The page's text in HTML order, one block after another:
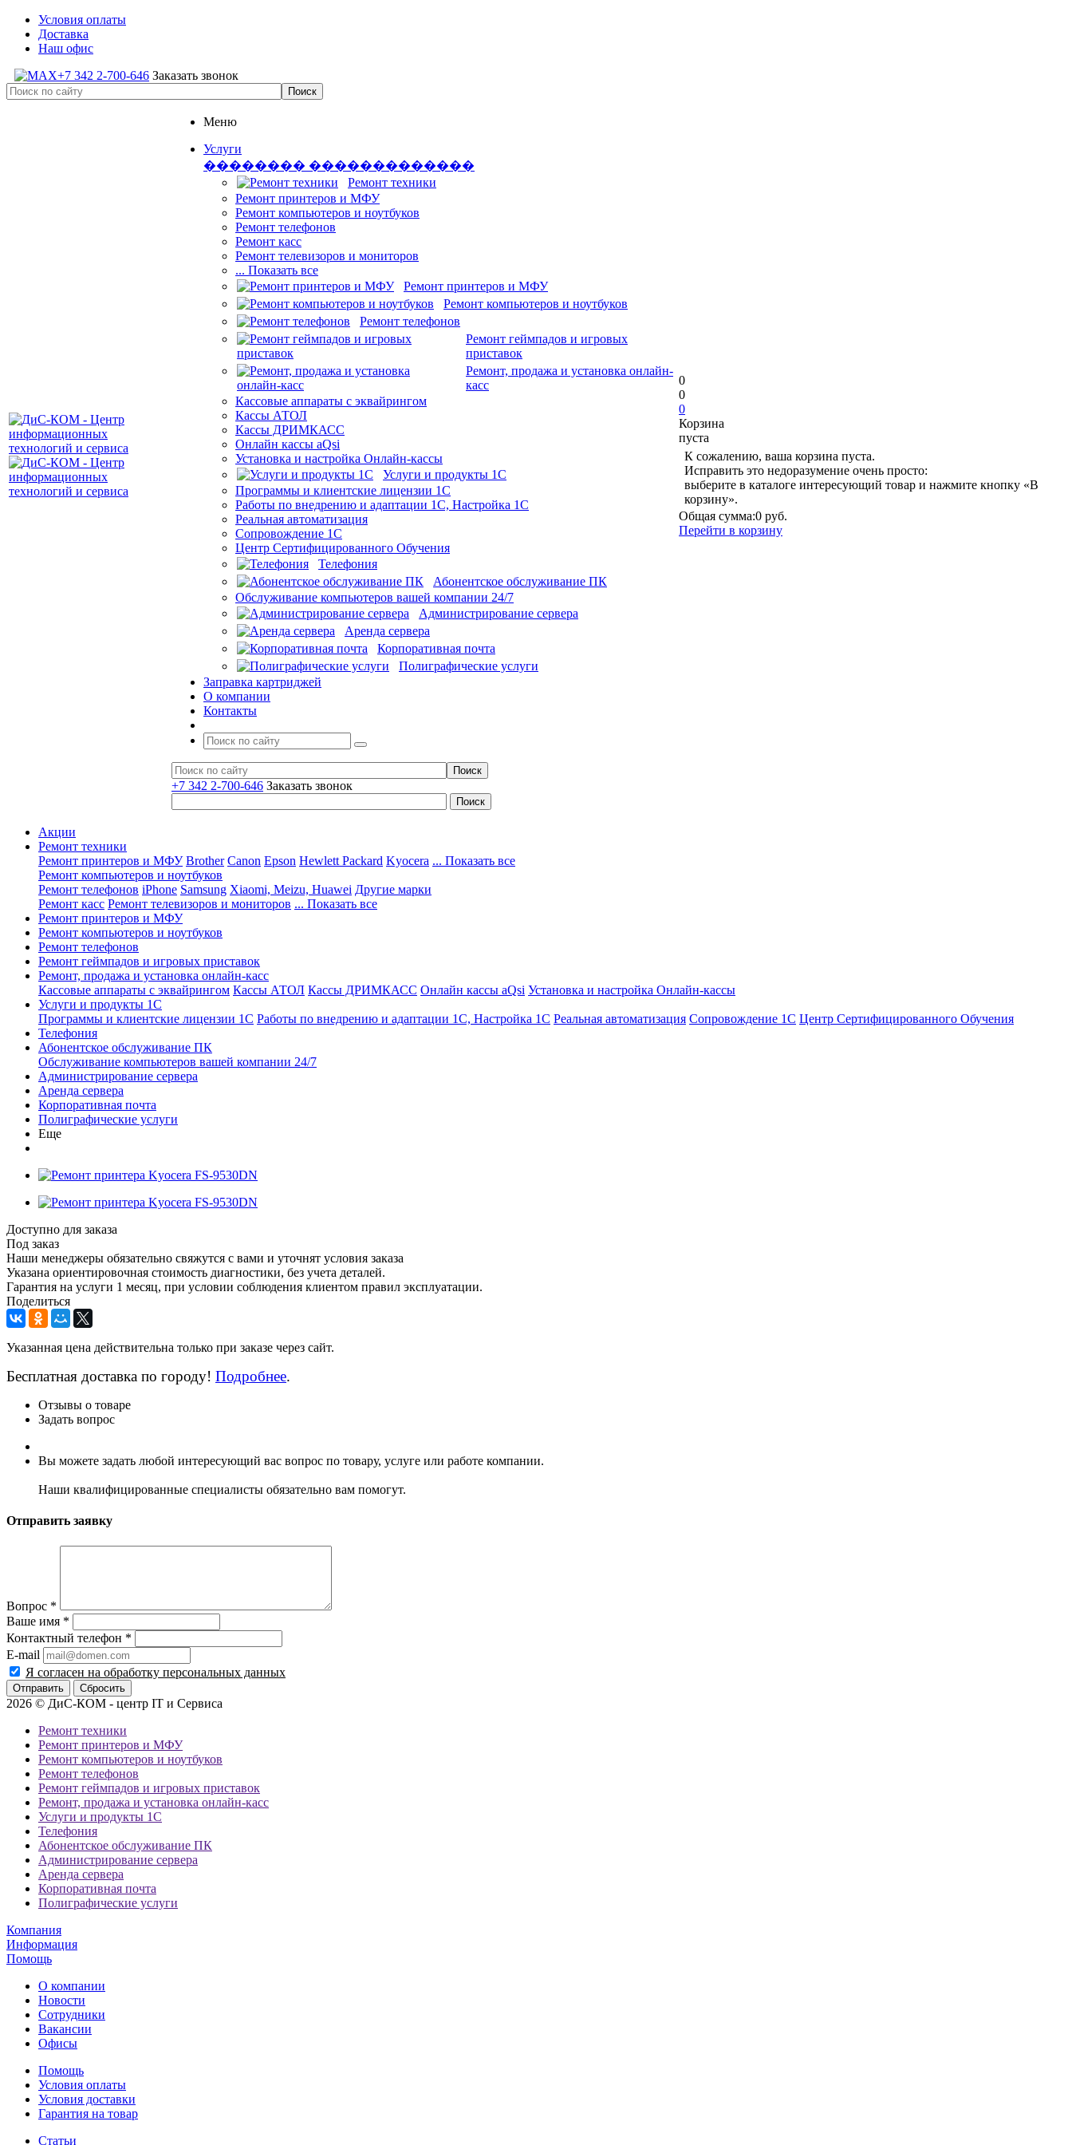
Условия оплаты
Доставка
Наш офис
+7 342 2-700-646 Заказать звонок
Меню
Услуги
�������� �������������
Ремонт техники
Ремонт принтеров и МФУ
Ремонт компьютеров и ноутбуков
Ремонт телефонов
Ремонт касс
Ремонт телевизоров и мониторов
... Показать все
Ремонт принтеров и МФУ
Ремонт компьютеров и ноутбуков
Ремонт телефонов
Ремонт геймпадов и игровых
приставок
Ремонт, продажа и установка онлайн-
касс
Кассовые аппараты с эквайрингом
Кассы АТОЛ
Кассы ДРИМКАСС
Онлайн кассы aQsi
Установка и настройка Онлайн-кассы
Услуги и продукты 1С
Программы и клиентские лицензии 1С
Работы по внедрению и адаптации 1С, Настройка 1С
Реальная автоматизация
Сопровождение 1С
Центр Сертифицированного Обучения
Телефония
Абонентское обслуживание ПК
Обслуживание компьютеров вашей компании 24/7
Администрирование сервера
Аренда сервера
Корпоративная почта
Полиграфические услуги
Заправка картриджей
О компании
Контакты
+7 342 2-700-646 Заказать звонок
0
0
0
Корзина
пуста
К сожалению, ваша корзина пуста.
Исправить это недоразумение очень просто:
выберите в каталоге интересующий товар и нажмите кнопку «В
корзину».
Общая сумма:0 руб.
Перейти в корзину
Акции
Ремонт техники
Ремонт принтеров и МФУ Brother Canon Epson Hewlett Packard Kyocera ... Показать все
Ремонт компьютеров и ноутбуков
Ремонт телефонов iPhone Samsung Xiaomi, Meizu, Huawei Другие марки
Ремонт касс Ремонт телевизоров и мониторов ... Показать все
Ремонт принтеров и МФУ
Ремонт компьютеров и ноутбуков
Ремонт телефонов
Ремонт геймпадов и игровых приставок
Ремонт, продажа и установка онлайн-касс
Кассовые аппараты с эквайрингом Кассы АТОЛ Кассы ДРИМКАСС Онлайн кассы aQsi Установка и настройка Онлайн-кассы
Услуги и продукты 1С
Программы и клиентские лицензии 1С Работы по внедрению и адаптации 1С, Настройка 1С Реальная автоматизация Сопровождение 1С Центр Сертифицированного Обучения
Телефония
Абонентское обслуживание ПК
Обслуживание компьютеров вашей компании 24/7
Администрирование сервера
Аренда сервера
Корпоративная почта
Полиграфические услуги
Еще
Доступно для заказа
Под заказ
Наши менеджеры обязательно свяжутся с вами и уточнят условия заказа
Указана ориентировочная стоимость диагностики, без учета деталей.
Гарантия на услуги 1 месяц, при условии соблюдения клиентом правил эксплуатации.
Поделиться
Указанная цена действительна только при заказе через сайт.
Бесплатная доставка по городу! Подробнее.
Отзывы о товаре
Задать вопрос
Вы можете задать любой интересующий вас вопрос по товару, услуге или работе компании.
Наши квалифицированные специалисты обязательно вам помогут.
Отправить заявку
Вопрос *
Ваше имя *
Контактный телефон *
E-mail
Я согласен на обработку персональных данных
Сбросить
2026 © ДиС-КОМ - центр IT и Сервиса
Ремонт техники
Ремонт принтеров и МФУ
Ремонт компьютеров и ноутбуков
Ремонт телефонов
Ремонт геймпадов и игровых приставок
Ремонт, продажа и установка онлайн-касс
Услуги и продукты 1С
Телефония
Абонентское обслуживание ПК
Администрирование сервера
Аренда сервера
Корпоративная почта
Полиграфические услуги
Компания
Информация
Помощь
О компании
Новости
Сотрудники
Вакансии
Офисы
Помощь
Условия оплаты
Условия доставки
Гарантия на товар
Статьи